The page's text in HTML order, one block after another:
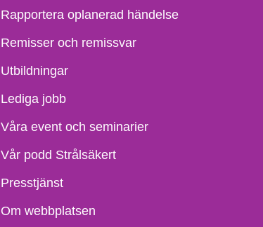
Rapportera oplanerad händelse
Remisser och remissvar
Utbildningar
Lediga jobb
Våra event och seminarier
Vår podd Strålsäkert
Presstjänst
Om webbplatsen